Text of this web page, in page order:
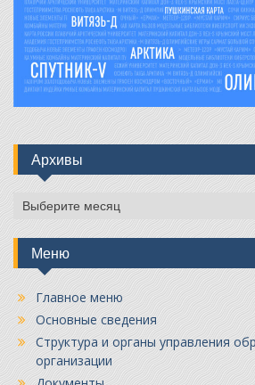
Архивы
Архивы
Меню
Главное меню
Основные сведения
Структура и органы управления
организации